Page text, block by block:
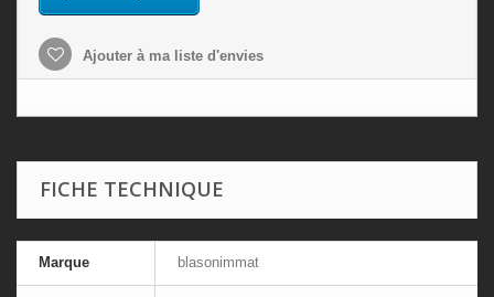
Ajouter à ma liste d'envies
FICHE TECHNIQUE
Marque blasonimmat